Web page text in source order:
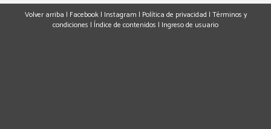
Volver arriba | Facebook| Instagram | Política de privacidad | Términos y
condiciones | Índice de contenidos | Ingreso de usuario